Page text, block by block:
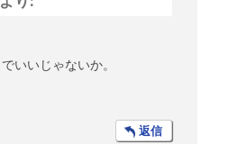
いいじゃないか。
返信